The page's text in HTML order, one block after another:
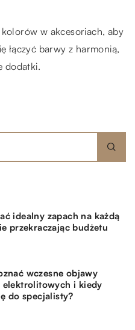
w akcesoriach, aby
łączyć barwy z harmonią,
dodatki.
idealny zapach na każdą
przekraczając budżetu
wczesne objawy
elektrolitowych i kiedy
do specjalisty?